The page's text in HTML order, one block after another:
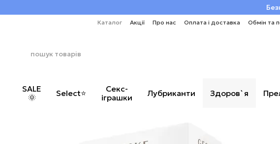
Каталог Акції Про нас Оплата і доставка Обмін та
SALE
🌞
Select⭐
Секс-
іграшки
Лубриканти Здоров`я